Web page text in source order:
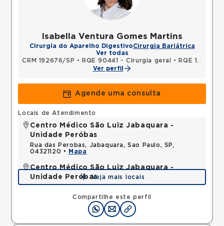
Isabella Ventura Gomes Martins
Cirurgia do Aparelho DigestivoCirurgia Bariátrica
Ver todas
CRM 192676/SP • RQE 90441 - Cirurgia geral •
RQE 102763 - Cirurgia do aparelho digestivo
Ver perfil
Agende uma consulta
Compartilhe este perfil
Locais de Atendimento
Centro Médico São Luiz Jabaquara -
Unidade Peróbas
Rua das Perobas, Jabaquara, Sao Paulo, SP,
04321120 •
Mapa
Centro Médico São Luiz Jabaquara -
Unidade Peróbas
Rua das Perobas, Jardim Oriental Jabaquara, Sao
Paulo, SP, 04321120 •Mapa
Veja mais locais